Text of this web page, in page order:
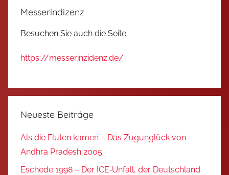
Messerindizenz
Besuchen Sie auch die Seite
https://messerinzidenz.de/
Neueste Beiträge
Als die Fluten kamen – Das Zugunglück von
Andhra Pradesh 2005
Eschede 1998 – Der ICE‑Unfall, der Deutschland